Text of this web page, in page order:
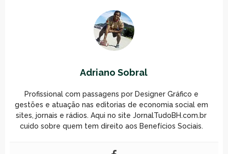
Adriano Sobral
Profissional com passagens por Designer Gráfico e
gestões e atuação nas editorias de economia social em
sites, jornais e rádios. Aqui no site JornalTudoBH.com.br
cuido sobre quem tem direito aos Benefícios Sociais.